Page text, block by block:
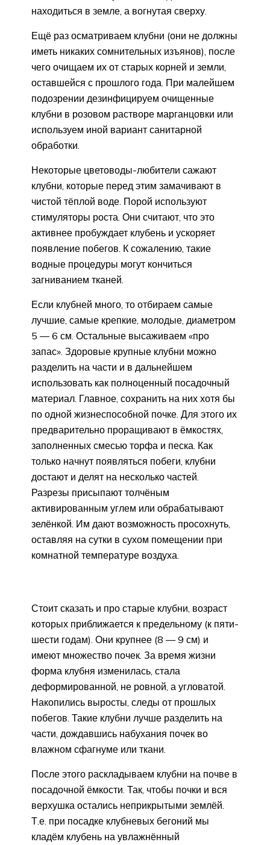
находиться в земле, а вогнутая сверху.
Ещё раз осматриваем клубни (они не должны
иметь никаких сомнительных изъянов), после
чего очищаем их от старых корней и земли,
оставшейся с прошлого года. При малейшем
подозрении дезинфицируем очищенные
клубни в розовом растворе марганцовки или
используем иной вариант санитарной
обработки.
Некоторые цветоводы-любители сажают
клубни, которые перед этим замачивают в
чистой тёплой воде. Порой используют
стимуляторы роста. Они считают, что это
активнее пробуждает клубень и ускоряет
появление побегов. К сожалению, такие
водные процедуры могут кончиться
загниванием тканей.
Если клубней много, то отбираем самые
лучшие, самые крепкие, молодые, диаметром
5 — 6 см. Остальные высаживаем «про
запас». Здоровые крупные клубни можно
разделить на части и в дальнейшем
использовать как полноценный посадочный
материал. Главное, сохранить на них хотя бы
по одной жизнеспособной почке. Для этого их
предварительно проращивают в ёмкостях,
заполненных смесью торфа и песка. Как
только начнут появляться побеги, клубни
достают и делят на несколько частей.
Разрезы присыпают толчёным
активированным углем или обрабатывают
зелёнкой. Им дают возможность просохнуть,
оставляя на сутки в сухом помещении при
комнатной температуре воздуха.
Стоит сказать и про старые клубни, возраст
которых приближается к предельному (к пяти-
шести годам). Они крупнее (8 — 9 см) и
имеют множество почек. За время жизни
форма клубня изменилась, стала
деформированной, не ровной, а угловатой.
Накопились выросты, следы от прошлых
побегов. Такие клубни лучше разделить на
части, дождавшись набухания почек во
влажном сфагнуме или ткани.
После этого раскладываем клубни на почве в
посадочной ёмкости. Так, чтобы почки и вся
верхушка остались неприкрытыми землёй.
Т.е. при посадке клубневых бегоний мы
кладём клубень на увлажнённый